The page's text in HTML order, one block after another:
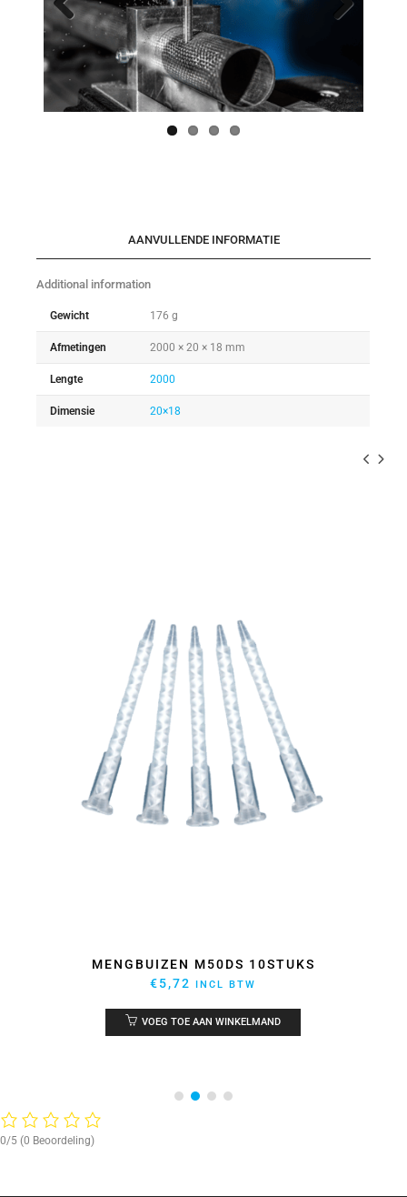
Previo
us
AANVULLENDE INFORMATIE
Additional information
Gewicht 176 g
Afmetingen 2000 × 20 × 18 mm
Lengte 2000
Dimensie 20×18
MENGBUIZEN M50DS 10STUKS
€5,72 INCL BTW
VOEG TOE AAN WINKELMAND
0/5 (0 Beoordeling)